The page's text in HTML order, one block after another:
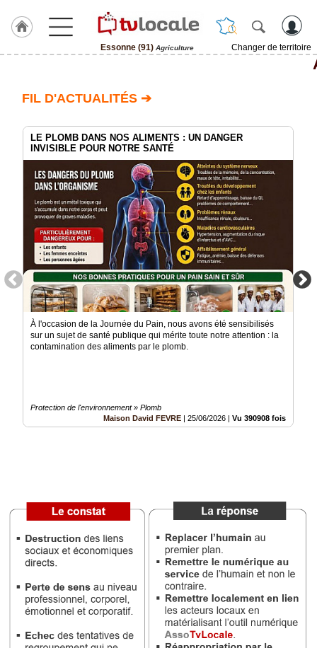
Essonne (91) Agriculture
Changer de territoire
Essonne
TvLocale
RUBRIQUES
Agenda
Gazette
Vidéos
Prémium
FIL D'ACTUALITÉS ➔
LE PLOMB DANS NOS ALIMENTS : UN DANGER
INVISIBLE POUR NOTRE SANTÉ
À l'occasion de la Journée du Pain, nous avons été sensibilisés
sur un sujet de santé publique qui mérite toute notre attention : la
contamination des aliments par le plomb.
Protection de l'environnement » Plomb
Maison David FEVRE
25/06/2026 Vu 390908 fois